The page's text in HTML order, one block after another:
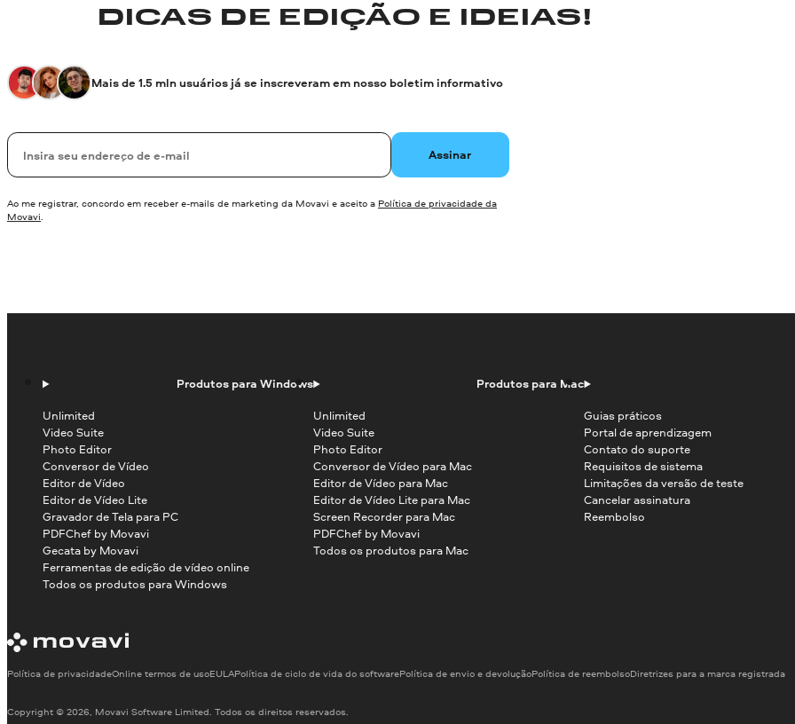
DICAS DE EDIÇÃO E IDEIAS!
Mais de 1.5 mln usuários já se inscreveram em nosso boletim informativo
Seu e-mail Assinar
Ao me registrar, concordo em receber e-mails de marketing da Movavi e aceito a Política de privacidade da
Movavi.
Produtos para Windows
Unlimited
Video Suite
Photo Editor
Conversor de Vídeo
Editor de Vídeo
Editor de Vídeo Lite
Gravador de Tela para PC
PDFChef by Movavi
Gecata by Movavi
Ferramentas de edição de vídeo online
Todos os produtos para Windows
Produtos para Mac
Unlimited
Video Suite
Photo Editor
Conversor de Vídeo para Mac
Editor de Vídeo para Mac
Editor de Vídeo Lite para Mac
Screen Recorder para Mac
PDFChef by Movavi
Todos os produtos para Mac
Guias práticos
Portal de aprendizagem
Contato do suporte
Requisitos de sistema
Limitações da versão de teste
Cancelar assinatura
Reembolso
Copyright © 2026, Movavi Software Limited. Todos os direitos reservados.
Política de privacidadeOnline termos de usoEULAPolítica de ciclo de vida do softwarePolítica de envio e devoluçãoPolítica de reembolsoDiretrizes para a marca registrada